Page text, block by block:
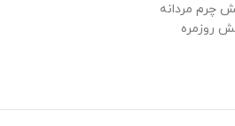
چرم مردانه
روزمره